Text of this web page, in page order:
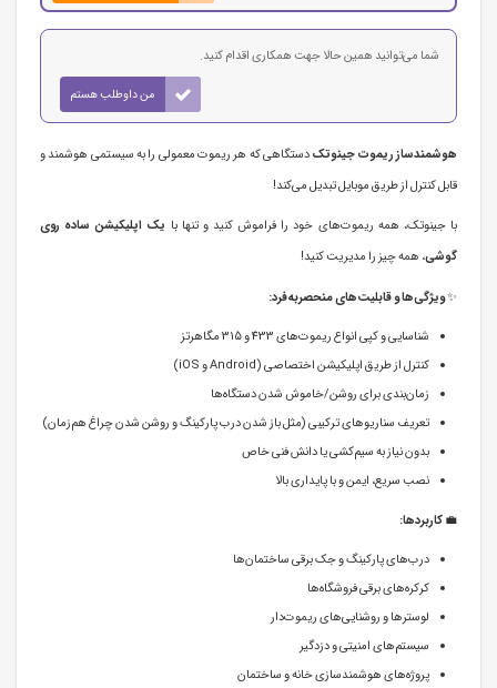
شما می‌توانید همین حالا جهت همکاری اقدام کنید.
من داوطلب هستم
هوشمندساز ریموت جینوتکدستگاهی که هر ریموت معمولی را به سیستمی هوشمند و
قابل کنترل از طریق موبایل تبدیل می‌کند!
با جینوتک، همه ریموت‌های خود را فراموش کنید و تنها با یک اپلیکیشن ساده روی
گوشی، همه چیز را مدیریت کنید!
✨ویژگی‌ها و قابلیت‌های منحصربه‌فرد:
شناسایی و کپی انواع ریموت‌های 433 و 315 مگاهرتز
کنترل از طریق اپلیکیشن اختصاصی (Android و iOS)
زمان‌بندی برای روشن/خاموش شدن دستگاه‌ها
تعریف سناریوهای ترکیبی (مثل باز شدن درب پارکینگ و روشن شدن چراغ هم‌زمان)
بدون نیاز به سیم‌کشی یا دانش فنی خاص
نصب سریع، ایمن و با پایداری بالا
💼کاربردها:
درب‌های پارکینگ و جک برقی ساختمان‌ها
کرکره‌های برقی فروشگاه‌ها
لوسترها و روشنایی‌های ریموت‌دار
سیستم‌های امنیتی و دزدگیر
پروژه‌های هوشمندسازی خانه و ساختمان